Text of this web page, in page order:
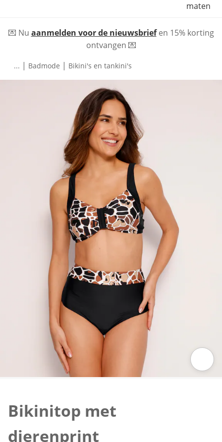
maten
💌 Nu aanmelden voor de nieuwsbriefen 15% korting
ontvangen 💌
... | Badmode | Bikini's en tankini's
Bikinitop met
dierenprint